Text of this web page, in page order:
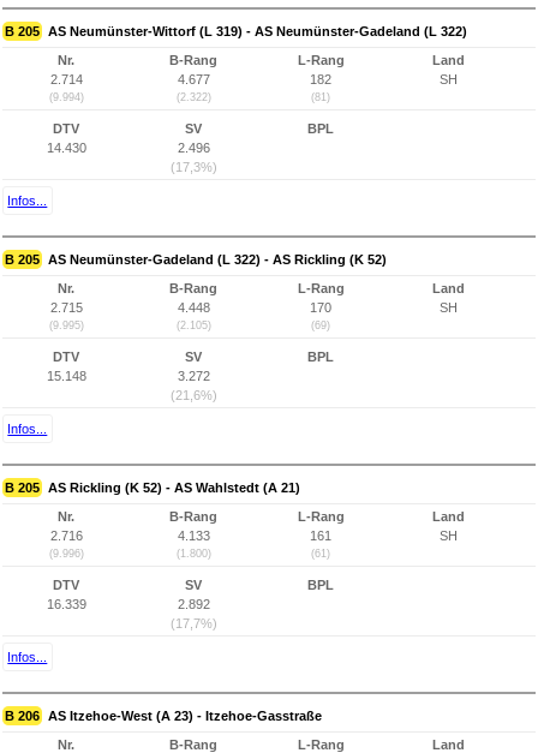
B 205 AS Neumünster-Wittorf (L 319) - AS Neumünster-Gadeland (L 322)
Nr.
2.714
(9.994)
B-Rang
4.677
(2.322)
L-Rang
182
(81)
Land
SH
DTV
14.430
SV
2.496
(17,3%)
BPL
Infos...
B 205 AS Neumünster-Gadeland (L 322) - AS Rickling (K 52)
Nr.
2.715
(9.995)
B-Rang
4.448
(2.105)
L-Rang
170
(69)
Land
SH
DTV
15.148
SV
3.272
(21,6%)
BPL
Infos...
B 205 AS Rickling (K 52) - AS Wahlstedt (A 21)
Nr.
2.716
(9.996)
B-Rang
4.133
(1.800)
L-Rang
161
(61)
Land
SH
DTV
16.339
SV
2.892
(17,7%)
BPL
Infos...
B 206 AS Itzehoe-West (A 23) - Itzehoe-Gasstraße
Nr.
B-Rang
L-Rang
Land